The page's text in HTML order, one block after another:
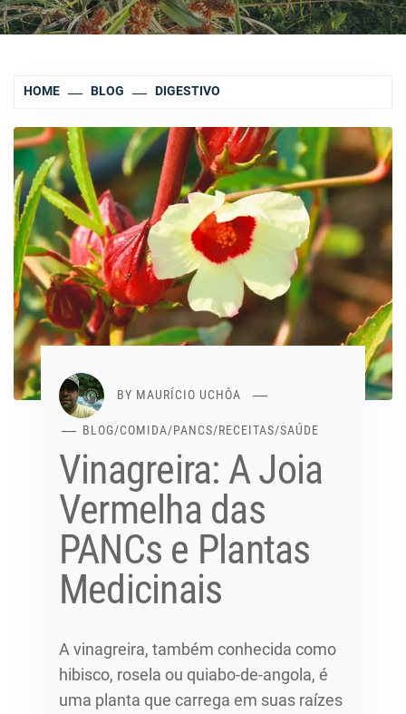
HOME BLOG DIGESTIVO
BY MAURÍCIO UCHÔA
BLOG/COMIDA/PANCS/RECEITAS/SAÚDE
Vinagreira: A Joia
Vermelha das
PANCs e Plantas
Medicinais
A vinagreira, também conhecida como
hibisco, rosela ou quiabo-de-angola, é
uma planta que carrega em suas raízes